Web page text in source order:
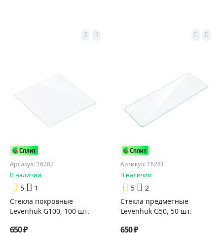
Артикул: 16282
В наличии
5
1
Стекла покровные
Levenhuk G100, 100 шт.
650 ₽
Артикул: 16281
В наличии
5
2
Стекла предметные
Levenhuk G50, 50 шт.
650 ₽